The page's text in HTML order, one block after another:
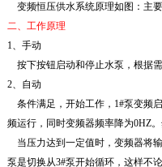
变频恒压供水系统原理如图：主
二、工作原理
1、手动
按下按钮启动和停止水泵，根据
2、自动
条件满足，开始工作，1#泵变频
频运行，同时变频器频率降为0HZ
当压力达到一定值时，变频器将
泵是切换从3#泵开始循环，这样不